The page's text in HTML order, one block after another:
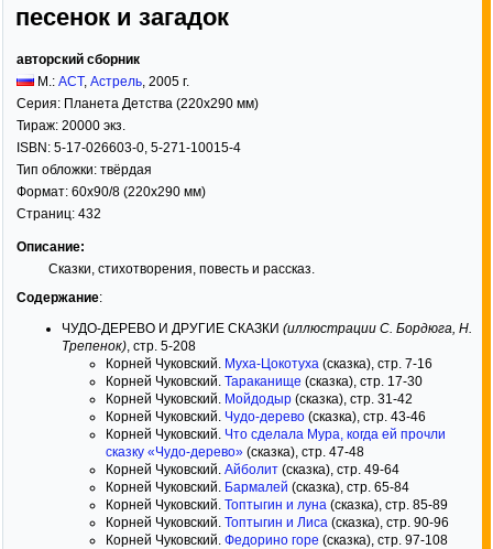
песенок и загадок
авторский сборник
М.: АСТ, Астрель, 2005 г.
Серия: Планета Детства (220x290 мм)
Тираж: 20000 экз.
ISBN: 5-17-026603-0, 5-271-10015-4
Тип обложки: твёрдая
Формат: 60x90/8 (220x290 мм)
Страниц: 432
Описание:
Сказки, стихотворения, повесть и рассказ.
Содержание:
ЧУДО-ДЕРЕВО И ДРУГИЕ СКАЗКИ (иллюстрации С. Бордюга, Н.
Трепенок), стр. 5-208
Корней Чуковский. Муха-Цокотуха (сказка), стр. 7-16
Корней Чуковский. Тараканище (сказка), стр. 17-30
Корней Чуковский. Мойдодыр (сказка), стр. 31-42
Корней Чуковский. Чудо-дерево (сказка), стр. 43-46
Корней Чуковский. Что сделала Мура, когда ей прочли
сказку «Чудо-дерево» (сказка), стр. 47-48
Корней Чуковский. Айболит (сказка), стр. 49-64
Корней Чуковский. Бармалей (сказка), стр. 65-84
Корней Чуковский. Топтыгин и луна (сказка), стр. 85-89
Корней Чуковский. Топтыгин и Лиса (сказка), стр. 90-96
Корней Чуковский. Федорино горе (сказка), стр. 97-108